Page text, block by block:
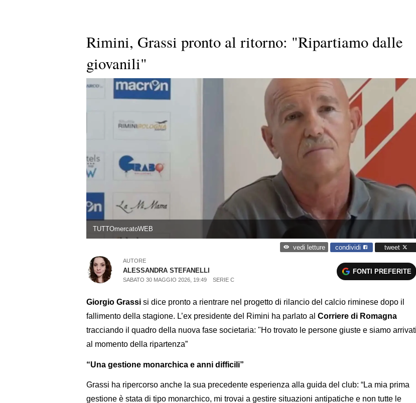
Rimini, Grassi pronto al ritorno: "Ripartiamo dalle
giovanili"
TUTTOmercatoWEB
vedi letture condividi tweet
AUTORE
ALESSANDRA STEFANELLI
SABATO 30 MAGGIO 2026, 19:49 SERIE C
FONTI PREFERITE
Giorgio Grassi si dice pronto a rientrare nel progetto di rilancio del calcio riminese dopo il
fallimento della stagione. L’ex presidente del Rimini ha parlato al Corriere di Romagna
tracciando il quadro della nuova fase societaria: "Ho trovato le persone giuste e siamo arrivati
al momento della ripartenza”
“Una gestione monarchica e anni difficili”
Grassi ha ripercorso anche la sua precedente esperienza alla guida del club: “La mia prima
gestione è stata di tipo monarchico, mi trovai a gestire situazioni antipatiche e non tutte le